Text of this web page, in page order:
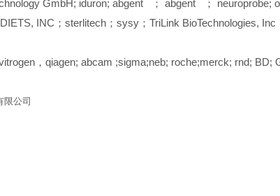
GmbH; iduron; abgent ； abgent ； neuroprobe;
INC；sterlitech；sysy；TriLink BioTechnologies,
，qiagen; abcam ;sigma;neb; roche;merck; rnd;
限公司